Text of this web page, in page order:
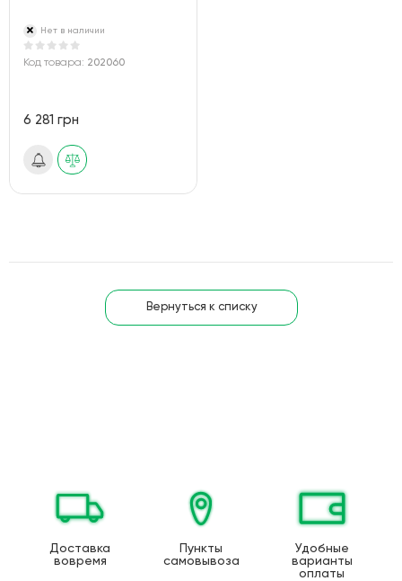
Нет в наличии
Код товара: 202060
6 281 грн
Вернуться к списку
Доставка
вовремя
Пункты
самовывоза
Удобные
варианты
оплаты